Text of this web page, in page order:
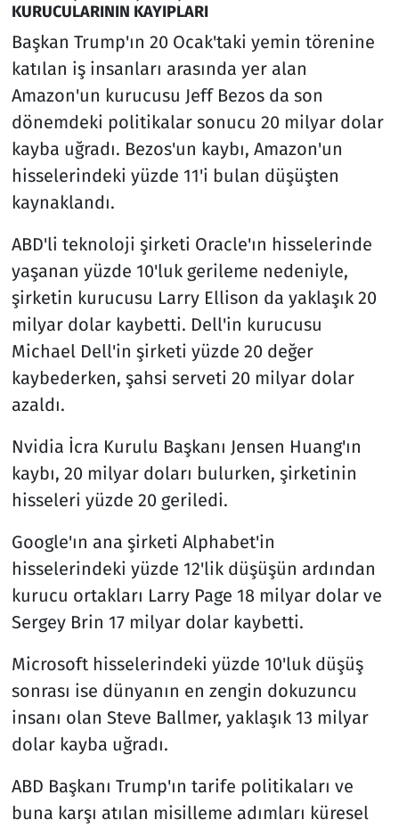
KURUCULARININ KAYIPLARI
Başkan Trump'ın 20 Ocak'taki yemin törenine
katılan iş insanları arasında yer alan
Amazon'un kurucusu Jeff Bezos da son
dönemdeki politikalar sonucu 20 milyar dolar
kayba uğradı. Bezos'un kaybı, Amazon'un
hisselerindeki yüzde 11'i bulan düşüşten
kaynaklandı.
ABD'li teknoloji şirketi Oracle'ın hisselerinde
yaşanan yüzde 10'luk gerileme nedeniyle,
şirketin kurucusu Larry Ellison da yaklaşık 20
milyar dolar kaybetti. Dell'in kurucusu
Michael Dell'in şirketi yüzde 20 değer
kaybederken, şahsi serveti 20 milyar dolar
azaldı.
Nvidia İcra Kurulu Başkanı Jensen Huang'ın
kaybı, 20 milyar doları bulurken, şirketinin
hisseleri yüzde 20 geriledi.
Google'ın ana şirketi Alphabet'in
hisselerindeki yüzde 12'lik düşüşün ardından
kurucu ortakları Larry Page 18 milyar dolar ve
Sergey Brin 17 milyar dolar kaybetti.
Microsoft hisselerindeki yüzde 10'luk düşüş
sonrası ise dünyanın en zengin dokuzuncu
insanı olan Steve Ballmer, yaklaşık 13 milyar
dolar kayba uğradı.
ABD Başkanı Trump'ın tarife politikaları ve
buna karşı atılan misilleme adımları küresel